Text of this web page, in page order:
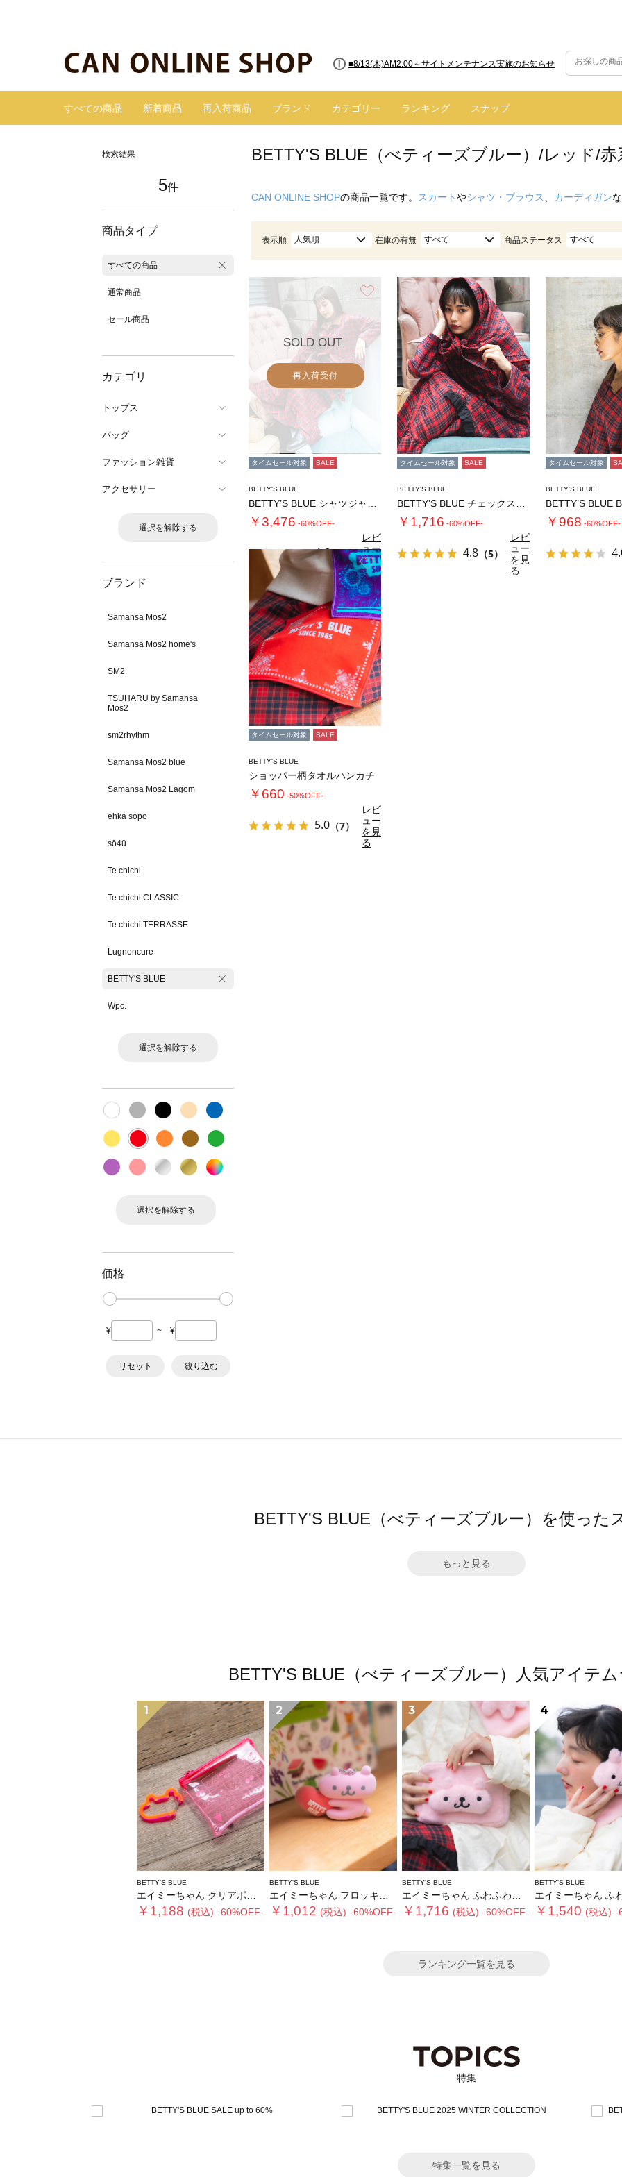
■8/13(木)AM2:00～サイトメンテナンス実施のお知らせ
■【お知らせ】ヤマト運輸の配送遅延・停止について
すべての商品 新着商品 再入荷商品 ブランド カテゴリー ランキング スナップ
検索結果
5件
商品タイプ
すべての商品
通常商品
セール商品
カテゴリ
トップス
バッグ
ファッション雑貨
アクセサリー
選択を解除する
ブランド
Samansa Mos2
Samansa Mos2 home's
SM2
TSUHARU by Samansa
Mos2
sm2rhythm
Samansa Mos2 blue
Samansa Mos2 Lagom
ehka sopo
sō4ū
Te chichi
Te chichi CLASSIC
Te chichi TERRASSE
Lugnoncure
BETTY'S BLUE
Wpc.
選択を解除する
選択を解除する
価格
¥ ~ ¥
リセット 絞り込む
BETTY'S BLUE（べティーズブルー）/レッド/赤
CAN ONLINE SHOPの商品一覧です。 スカートやシャツ・ブラウス カーディガン
表示順 人気順 在庫の有無 すべて 商品ステータス すべて
お気に入り
SOLD OUT
再入荷受付
タイムセール対象 SALE
BETTY'S BLUE
￥3,476 -60%OFF-
4.6（5）
レビ
ュー
を見
る
タイムセール対象 SALE
BETTY'S BLUE
￥1,716 -60%OFF-
4.8 （5）
レビ
ュー
を見
る
タイムセール対象
BETTY'S BLUE
BETTY’S BLUE
￥968 -60%OFF-
お気に入り
タイムセール対象 SALE
BETTY'S BLUE
ショッパー柄タオルハンカチ
￥660 -50%OFF-
5.0 （7）
レビ
ュー
を見
る
BETTY'S BLUE（べティーズブルー）を使った
もっと見る
BETTY'S BLUE（べティーズブルー）人気アイテ
1
BETTY'S BLUE
エイミーちゃん クリアポーチ
￥1,188 (税込) -60%OFF-
2
BETTY'S BLUE
エイミーちゃん フロッキーチャーム
￥1,012 (税込) -60%OFF-
3
BETTY'S BLUE
エイミーちゃん ふわふわショルダーバッグ
￥1,716 (税込) -60%OFF-
4
BETTY'S BLUE
エイミーちゃん ふわふわイ
￥1,540 (税込) -
ランキング一覧を見る
特集
特集一覧を見る